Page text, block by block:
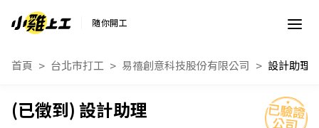
隨你開工
首頁 台北市打工 易禧創意科技股份有限公司 設計助理
設計助理